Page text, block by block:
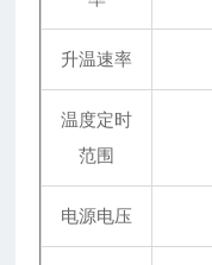
升温速率
温度定时
范围
电源电压